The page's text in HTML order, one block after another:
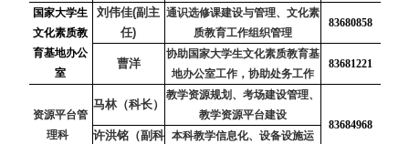
国家大学生
文化素质教
育基地办公
室
刘伟佳(副主
任)
通识选修课建设与管理、文化素
质教育工作组织管理
83680858
曹洋
协助国家大学生文化素质教育基
地办公室工作，协助处务工作
83681221
资源平台管
理科
马林（科长）
教学资源规划、考场建设管理、
教学资源平台建设
83684968
许洪铭（副科
本科教学信息化、设备设施运